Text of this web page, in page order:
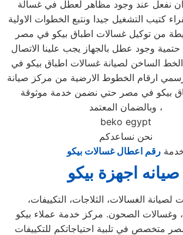
ان نفعل عند وجود مظاهر لعطل في غسالة
كتيب التشغيل جيدا ونتبع الخطوات الاولية
من توكيل غسالات اطباق بيكو في مصر
حتمية وجود عطل بالجهاز يجب علينا الاتصال
الساخن لصيانة غسالات اطباق بيكو في
ارقام الخطوط الارضية من مركز صيانة
بيكو في مصر حتي نضمن خدمة موثوقة
وبالضمان المعتمد ،
beko egypt
نحن نساعدكم
رقم اعطال غسالات بيكو
لصيانة الغسالات، الثلاجات، التكييفات،
وغسالات الصحون. مركز خدمة عملاء بيكو
متخصص في تلبية احتياجاتكم للتكييفات